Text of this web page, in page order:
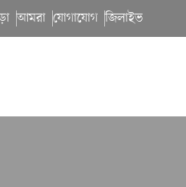
আমরা যোগাযোগ জিলাইভ